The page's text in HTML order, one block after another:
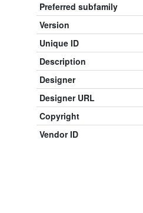
Preferred subfamily
Version
Unique ID
Description
Designer
Designer URL
Copyright
Vendor ID